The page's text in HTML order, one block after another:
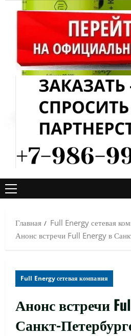
ОСНОВНОЕ
Главная
Full Energy сетевая
Анонс встречи Full Energy в
Full Energy сетевая компания
Анонс встречи
Санкт-